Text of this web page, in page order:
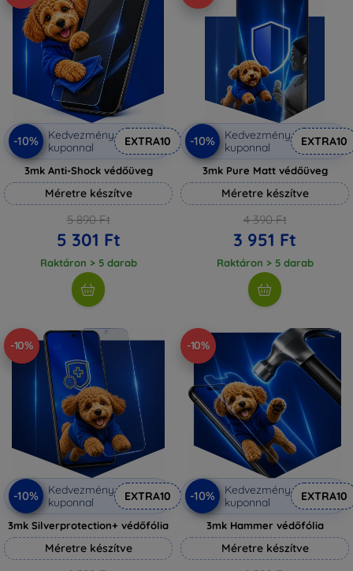
-10%
Kedvezmény
kuponnal
EXTRA10
3mk Anti-Shock védőüveg
Méretre készítve
5 890 Ft
5 301 Ft
Raktáron > 5 darab
-10%
Kedvezmény
kuponnal
EXTRA10
3mk Pure Matt védőüveg
Méretre készítve
4 390 Ft
3 951 Ft
Raktáron > 5 darab
-10%
-10%
Kedvezmény
kuponnal
EXTRA10
3mk Silverprotection+ védőfólia
Méretre készítve
-10%
-10%
Kedvezmény
kuponnal
EXTRA10
3mk Hammer védőfólia
Méretre készítve